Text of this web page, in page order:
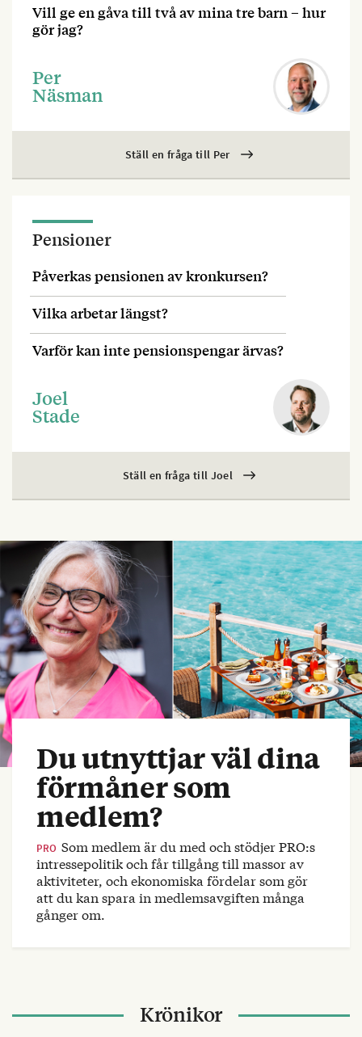
Vill ge en gåva till två av mina tre barn – hur
gör jag?
Per
Näsman
Ställ en fråga till Per
Pensioner
Påverkas pensionen av kronkursen?
Vilka arbetar längst?
Varför kan inte pensionspengar ärvas?
Joel
Stade
Ställ en fråga till Joel
Du utnyttjar väl dina
förmåner som
medlem?
PRO Som medlem är du med och stödjer PRO:s
intressepolitik och får tillgång till massor av
aktiviteter, och ekonomiska fördelar som gör
att du kan spara in medlemsavgiften många
gånger om.
Krönikor